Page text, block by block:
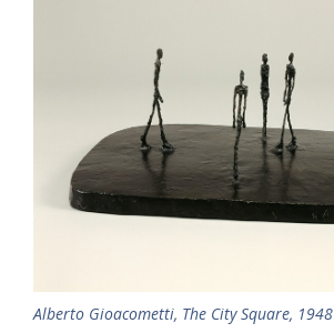
Alberto Gioacometti, The City Square, 1948